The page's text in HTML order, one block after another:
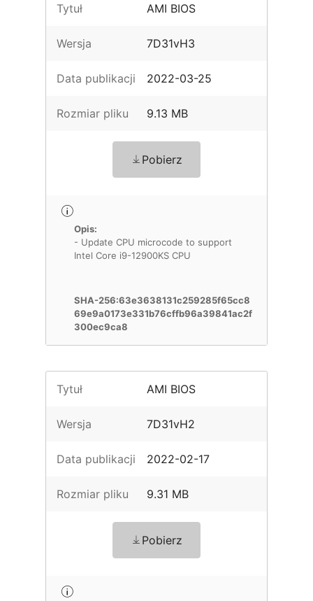
Tytuł AMI BIOS
Wersja 7D31vH3
Data publikacji 2022-03-25
Rozmiar pliku 9.13 MB
Pobierz
Opis:
- Update CPU microcode to support
Intel Core i9-12900KS CPU
SHA-256:63e3638131c259285f65cc8
69e9a0173e331b76cffb96a39841ac2f
300ec9ca8
Tytuł AMI BIOS
Wersja 7D31vH2
Data publikacji 2022-02-17
Rozmiar pliku 9.31 MB
Pobierz